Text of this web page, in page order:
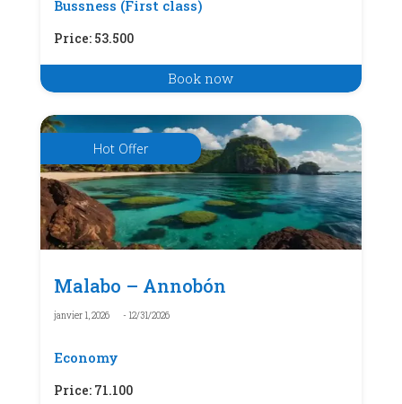
Bussness (First class)
Price: 53.500
Book now
Malabo – Annobón
janvier 1, 2026 - 12/31/2026
Economy
Price: 71.100
Hot Offer